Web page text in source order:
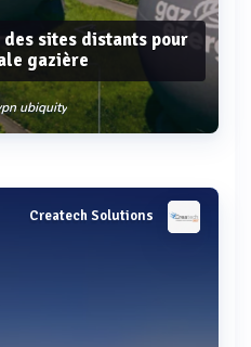
sites distants pour
gazière
ubiquity
plusCreatech Solutions